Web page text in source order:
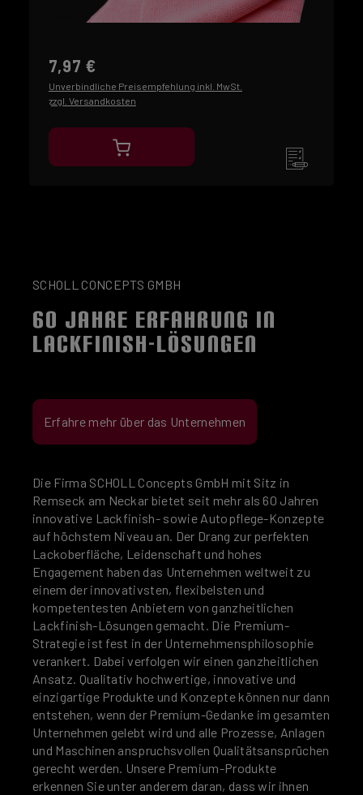
7,97 €
Unverbindliche Preisempfehlung inkl. MwSt.
zzgl. Versandkosten
SCHOLL CONCEPTS GMBH
60 JAHRE ERFAHRUNG IN
LACKFINISH-LÖSUNGEN
Erfahre mehr über das Unternehmen
Die Firma SCHOLL Concepts GmbH mit Sitz in
Remseck am Neckar bietet seit mehr als 60 Jahren
innovative Lackfinish- sowie Autopflege-Konzepte
auf höchstem Niveau an. Der Drang zur perfekten
Lackoberfläche, Leidenschaft und hohes
Engagement haben das Unternehmen weltweit zu
einem der innovativsten, flexibelsten und
kompetentesten Anbietern von ganzheitlichen
Lackfinish-Lösungen gemacht. Die Premium-
Strategie ist fest in der Unternehmensphilosophie
verankert. Dabei verfolgen wir einen ganzheitlichen
Ansatz. Qualitativ hochwertige, innovative und
einzigartige Produkte und Konzepte können nur dann
entstehen, wenn der Premium-Gedanke im gesamten
Unternehmen gelebt wird und alle Prozesse, Anlagen
und Maschinen anspruchsvollen Qualitätsansprüchen
gerecht werden. Unsere Premium-Produkte
erkennen Sie unter anderem daran, dass wir ihnen